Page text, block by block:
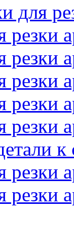
для
резки
резки
резки
резки
резки
к
резки
резки